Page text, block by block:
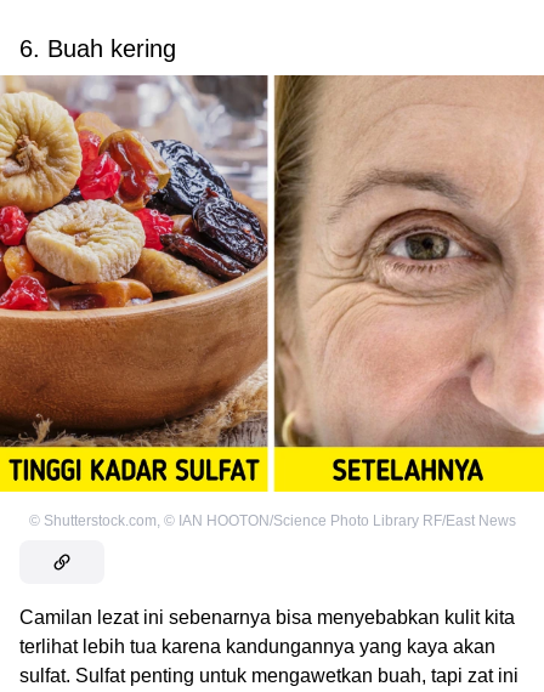
6. Buah kering
© Shutterstock.com, © IAN HOOTON/Science Photo Library RF/East News
Camilan lezat ini sebenarnya bisa menyebabkan kulit kita
terlihat lebih tua karena kandungannya yang kaya akan
sulfat. Sulfat penting untuk mengawetkan buah, tapi zat ini